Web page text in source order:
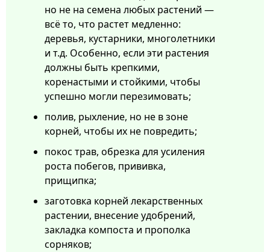
но не на семена любых растений —
всё то, что растет медленно:
деревья, кустарники, многолетники
и т.д. Особенно, если эти растения
должны быть крепкими,
коренастыми и стойкими, чтобы
успешно могли перезимовать;
полив, рыхление, но не в зоне
корней, чтобы их не повредить;
покос трав, обрезка для усиления
роста побегов, прививка,
прищипка;
заготовка корней лекарственных
растении, внесение удобрений,
закладка компоста и прополка
сорняков;